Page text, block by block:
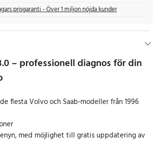
prisgaranti - Över 1 miljon nöjda kunder
– professionell diagnos för din
flesta Volvo och Saab-modeller från 1996
med möjlighet till gratis uppdatering av